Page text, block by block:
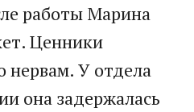
работы Марина
Ценники
нервам. У отдела
она задержалась